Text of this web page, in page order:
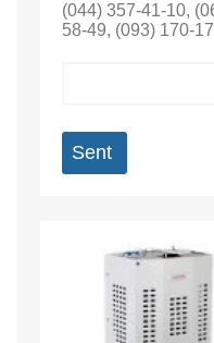
(044) 357-41-10,
58-49, (093) 170-
Sent